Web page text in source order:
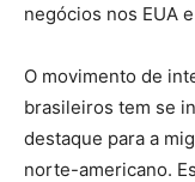
negócios nos EUA
O movimento de
brasileiros tem se
destaque para a
norte-americano.